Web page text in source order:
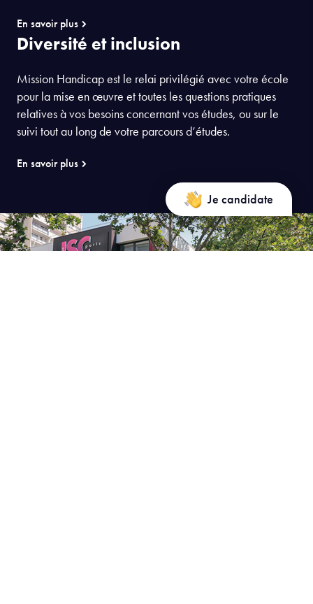
Je candidate
En savoir plus
Diversité et inclusion
Mission Handicap est le relai privilégié avec votre école
pour la mise en œuvre et toutes les questions pratiques
relatives à vos besoins concernant vos études, ou sur le
suivi tout au long de votre parcours d’études.
En savoir plus